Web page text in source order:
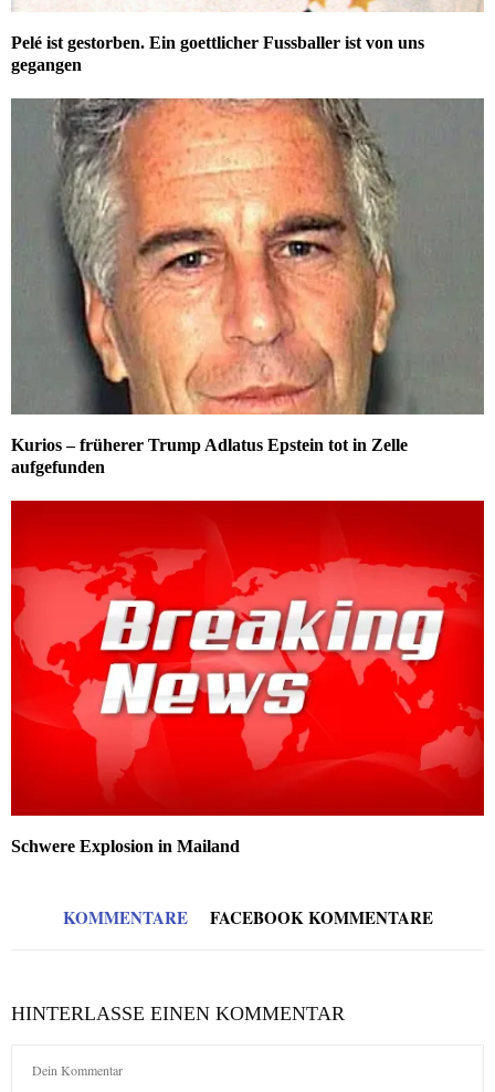
Pelé ist gestorben. Ein goettlicher Fussballer ist von uns
gegangen
Kurios – früherer Trump Adlatus Epstein tot in Zelle
aufgefunden
Schwere Explosion in Mailand
KOMMENTARE FACEBOOK KOMMENTARE
HINTERLASSE EINEN KOMMENTAR